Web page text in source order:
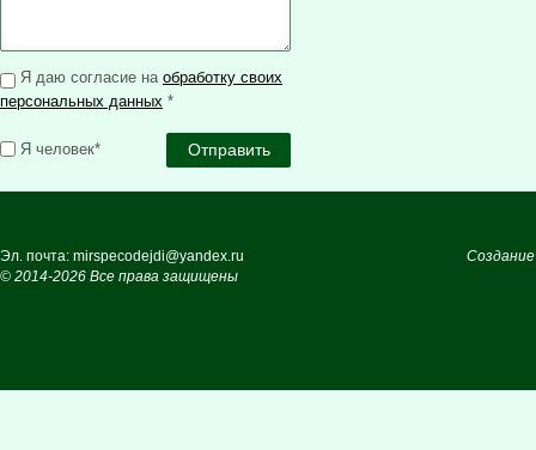
Я даю согласие на обработку своих
персональных данных *
Я человек*
Эл. почта: mirspecodejdi@yandex.ru
© 2014-2026 Все права защищены